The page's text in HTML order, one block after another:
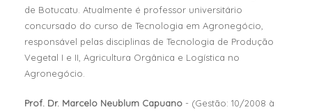
de Botucatu. Atualmente é professor universitário
concursado do curso de Tecnologia em Agronegócio,
responsável pelas disciplinas de Tecnologia de Produção
Vegetal I e II, Agricultura Orgânica e Logística no
Agronegócio.
Prof. Dr. Marcelo Neublum Capuano - (Gestão: 10/2008 à